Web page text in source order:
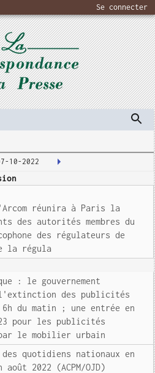
Se connecter
10-2022
réunira à Paris la
des autorités membres du
des régulateurs de
la régula
: le gouvernement
des publicités
du matin ; une entrée en
pour les publicités
par le mobilier urbain
quotidiens nationaux en
2022 (ACPM/OJD)